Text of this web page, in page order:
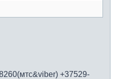
+37529-